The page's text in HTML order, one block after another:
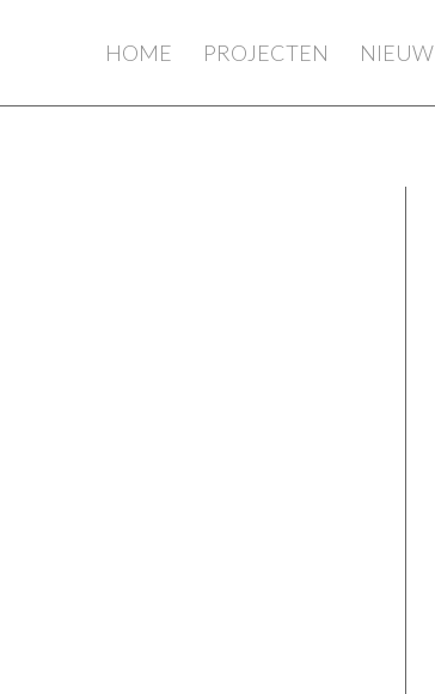
HOME PROJECTEN NIEUW